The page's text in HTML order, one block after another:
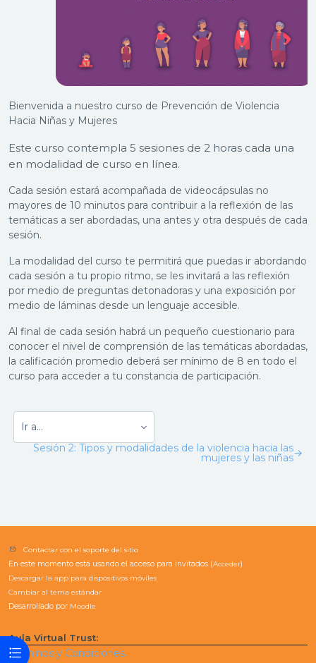
Abrir índice del curso
Bienvenida a nuestro curso de Prevención de Violencia
Hacia Niñas y Mujeres
Este curso contempla 5 sesiones de 2 horas cada una
en modalidad de curso en línea.
Cada sesión estará acompañada de videocápsulas no
mayores de 10 minutos para contribuir a la reflexión de las
temáticas a ser abordadas, una antes y otra después de cada
sesión.
La modalidad del curso te permitirá que puedas ir abordando
cada sesión a tu propio ritmo, se les invitará a las reflexión
por medio de preguntas detonadoras y una exposición por
medio de láminas desde un lenguaje accesible.
Al final de cada sesión habrá un pequeño cuestionario para
conocer el nivel de comprensión de las temáticas abordadas,
la calificación promedio deberá ser mínimo de 8 en todo el
curso para acceder a tu constancia de participación.
→
Sesión 2: Tipos y modalidades de la violencia hacia las
mujeres y las niñas
Contactar con el soporte del sitio
En este momento está usando el acceso para invitados (Acceder)
Descargar la app para dispositivos móviles
Cambiar al tema estándar
Desarrollado por Moodle
Aula Virtual Trust:
Términos y Condiciones